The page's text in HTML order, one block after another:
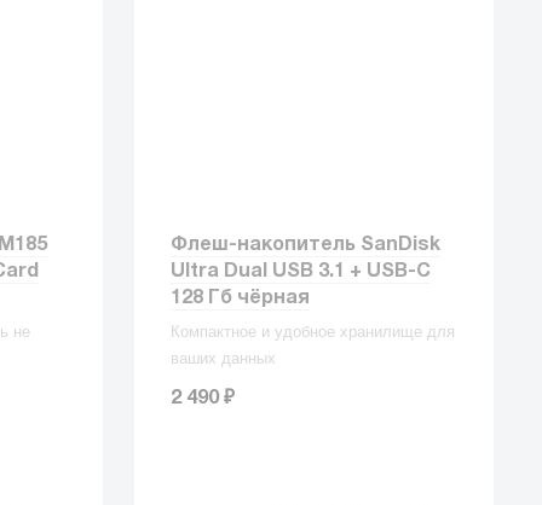
не
Флеш-накопитель SanDisk
Ultra Dual USB 3.1 + USB-C
128 Гб чёрная
Компактное и удобное хранилище для
ваших данных
2 490₽